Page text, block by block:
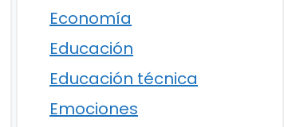
Economía
Educación
Educación técnica
Emociones